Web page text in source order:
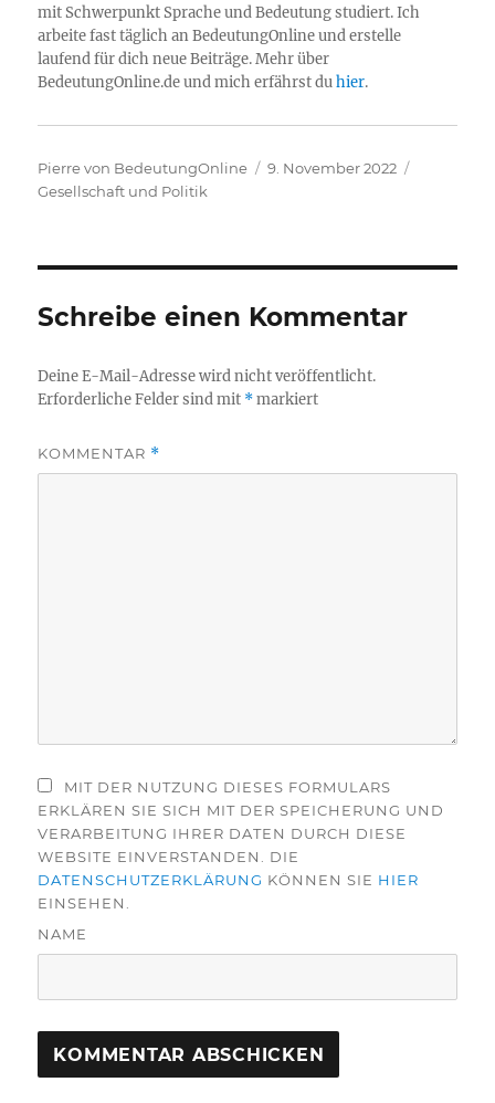
mit Schwerpunkt Sprache und Bedeutung studiert. Ich
arbeite fast täglich an BedeutungOnline und erstelle
laufend für dich neue Beiträge. Mehr über
BedeutungOnline.de und mich erfährst duhier.
Autor
Pierre von BedeutungOnline
Veröffentlicht
9. November 2022
Gesellschaft und Politik
Schreibe einen Kommentar
Deine E-Mail-Adresse wird nicht veröffentlicht.
Erforderliche Felder sind mit *markiert
KOMMENTAR *
MIT DER NUTZUNG DIESES FORMULARS
ERKLÄREN SIE SICH MIT DER SPEICHERUNG UND
VERARBEITUNG IHRER DATEN DURCH DIESE
WEBSITE EINVERSTANDEN. DIE
DATENSCHUTZERKLÄRUNG KÖNNEN SIE HIER
EINSEHEN.
NAME